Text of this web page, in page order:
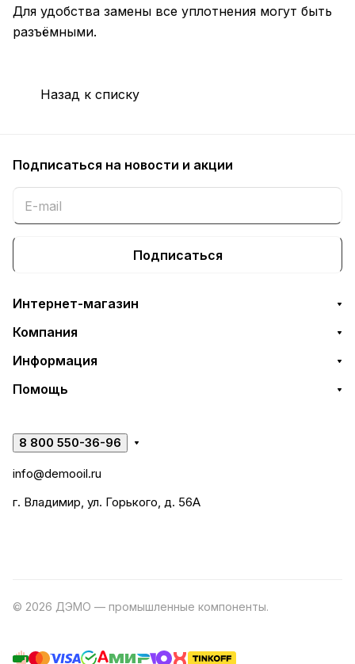
Для удобства замены все уплотнения могут быть
разъёмными.
Назад к списку
Подписаться на новости и акции
Подписаться
Интернет-магазин
Компания
Информация
Помощь
8 800 550-36-96
info@demooil.ru
г. Владимир, ул. Горького, д. 56А
© 2026 ДЭМО — промышленные компоненты.